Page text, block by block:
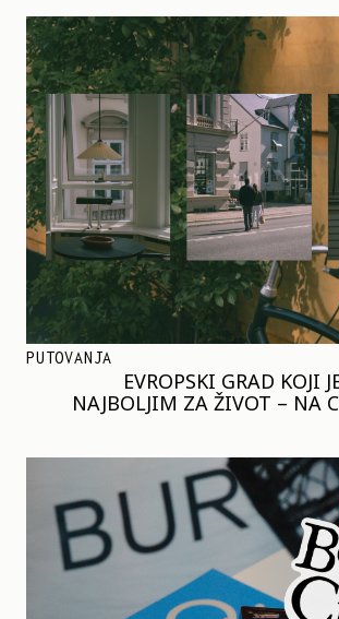
PUTOVANJA
EVROPSKI GRAD KOJI
NAJBOLJIM ZA ŽIVOT – NA